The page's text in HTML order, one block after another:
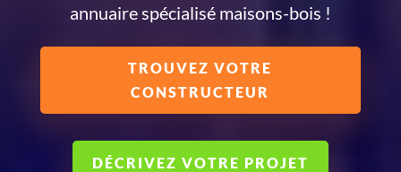
annuaire spécialisé maisons-bois !
TROUVEZ VOTRE
CONSTRUCTEUR
DÉCRIVEZ VOTRE PROJET